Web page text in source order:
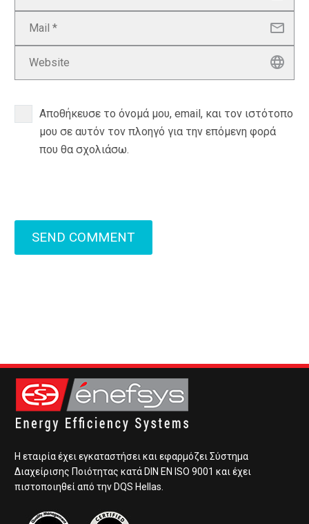
Αποθήκευσε το όνομά μου, email, και τον ιστότοπο
μου σε αυτόν τον πλοηγό για την επόμενη φορά
που θα σχολιάσω.
SEND COMMENT
Η εταιρία έχει εγκαταστήσει και εφαρμόζει Σύστημα
Διαχείρισης Ποιότητας κατά DIN EN ISO 9001 και έχει
πιστοποιηθεί από την DQS Hellas.